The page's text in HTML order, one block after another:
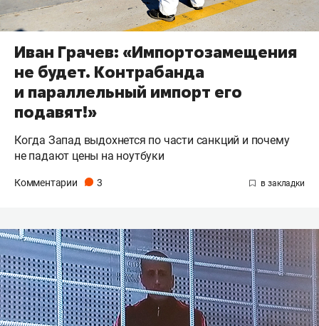
Иван Грачев: «Импортозамещения
не будет. Контрабанда
и параллельный импорт его
подавят!»
Когда Запад выдохнется по части санкций и почему
не падают цены на ноутбуки
Комментарии 3